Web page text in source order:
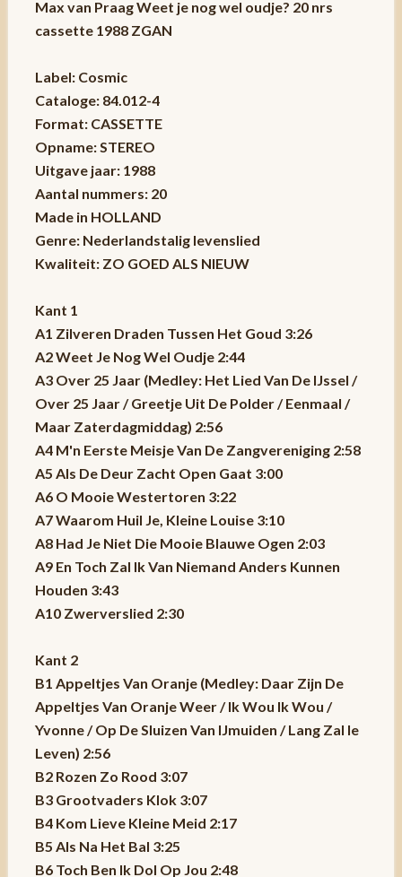
Max van Praag Weet je nog wel oudje? 20 nrs
cassette 1988 ZGAN
Label: Cosmic
Cataloge: 84.012-4
Format: CASSETTE
Opname: STEREO
Uitgave jaar: 1988
Aantal nummers: 20
Made in HOLLAND
Genre: Nederlandstalig levenslied
Kwaliteit: ZO GOED ALS NIEUW
Kant 1
A1 Zilveren Draden Tussen Het Goud 3:26
A2 Weet Je Nog Wel Oudje 2:44
A3 Over 25 Jaar (Medley: Het Lied Van De IJssel /
Over 25 Jaar / Greetje Uit De Polder / Eenmaal /
Maar Zaterdagmiddag) 2:56
A4 M'n Eerste Meisje Van De Zangvereniging 2:58
A5 Als De Deur Zacht Open Gaat 3:00
A6 O Mooie Westertoren 3:22
A7 Waarom Huil Je, Kleine Louise 3:10
A8 Had Je Niet Die Mooie Blauwe Ogen 2:03
A9 En Toch Zal Ik Van Niemand Anders Kunnen
Houden 3:43
A10 Zwerverslied 2:30
Kant 2
B1 Appeltjes Van Oranje (Medley: Daar Zijn De
Appeltjes Van Oranje Weer / Ik Wou Ik Wou /
Yvonne / Op De Sluizen Van IJmuiden / Lang Zal Ie
Leven) 2:56
B2 Rozen Zo Rood 3:07
B3 Grootvaders Klok 3:07
B4 Kom Lieve Kleine Meid 2:17
B5 Als Na Het Bal 3:25
B6 Toch Ben Ik Dol Op Jou 2:48